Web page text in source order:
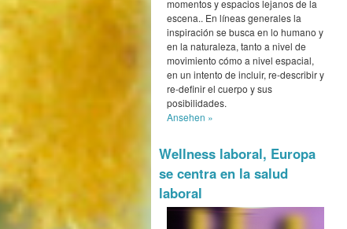
momentos y espacios lejanos de la
escena.. En líneas generales la
inspiración se busca en lo humano y
en la naturaleza, tanto a nivel de
movimiento cómo a nivel espacial,
en un intento de incluir, re-describir y
re-definir el cuerpo y sus
posibilidades.
Ansehen »
Wellness laboral, Europa
se centra en la salud
laboral